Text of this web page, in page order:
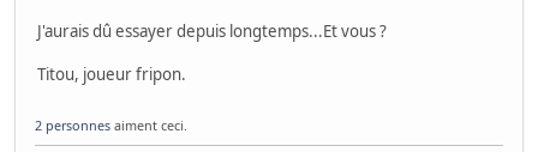
J'aurais dû essayer depuis longtemps...Et vous ?
Titou, joueur fripon.
2 personnes aiment ceci.